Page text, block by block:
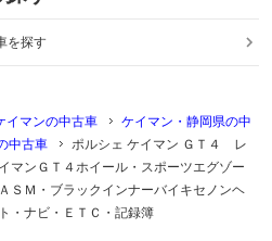
を探す
イマンの中古車
ケイマン・静岡県の中
中古車
ポルシェ ケイマン ＧＴ４ レ
マンＧＴ４ホイール・スポーツエグゾー
Ｍ・ブラックインナーバイキセノンヘ
・ナビ・ＥＴＣ・記録簿